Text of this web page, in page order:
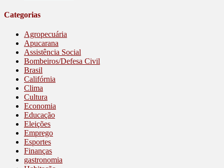
Categorias
Agropecuária
Apucarana
Assistência Social
Bombeiros/Defesa Civil
Brasil
Califórnia
Clima
Cultura
Economia
Educação
Eleições
Emprego
Esportes
Finanças
gastronomia